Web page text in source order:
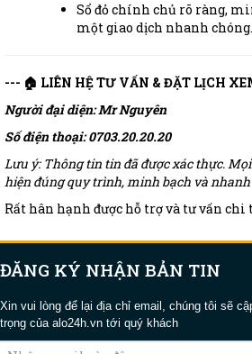
Sổ đỏ chính chủ rõ ràng,
một giao dịch nhanh chóng.
--- 🏠 LIÊN HỆ TƯ VẤN & ĐẶT LỊCH
Người đại diện: Mr Nguyên
Số điện thoại: 0703.20.20.20
Lưu ý: Thông tin tin đã được xác thực.
hiện đúng quy trình, minh bạch và nhanh
Rất hân hạnh được hỗ trợ và tư vấn chi
ĐĂNG KÝ NHẬN BẢN TIN
Xin vui lòng để lại địa chỉ email, chúng tôi sẽ
trọng của alo24h.vn tới quý khách